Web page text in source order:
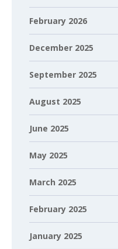
February 2026
December 2025
September 2025
August 2025
June 2025
May 2025
March 2025
February 2025
January 2025